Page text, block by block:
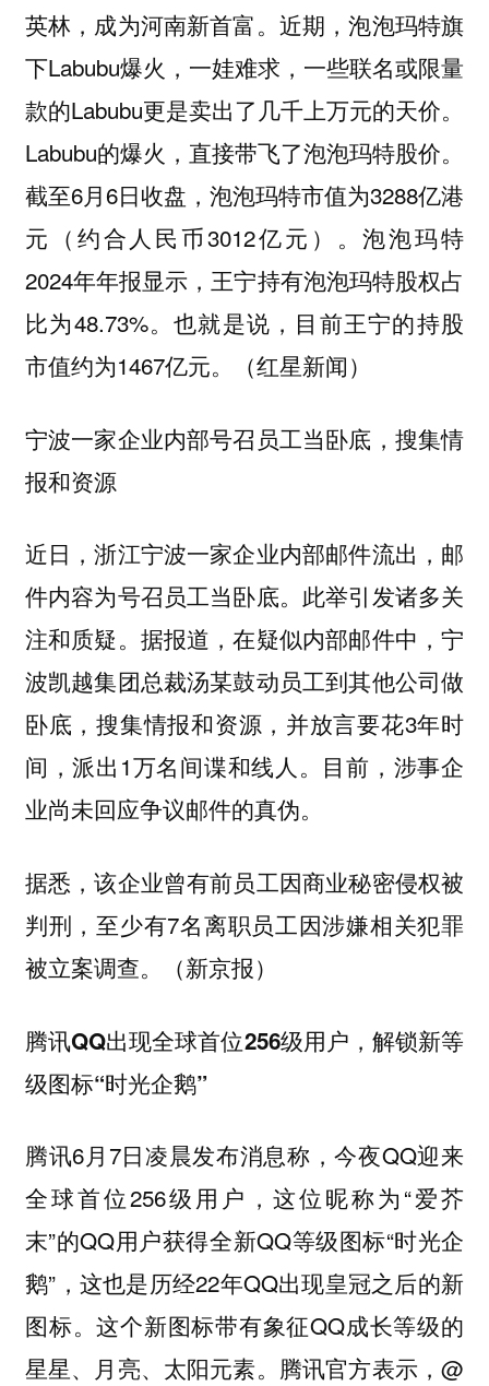
英林，成为河南新首富。近期，泡泡玛特旗
下Labubu爆火，一娃难求，一些联名或限量
款的Labubu更是卖出了几千上万元的天价。
Labubu的爆火，直接带飞了泡泡玛特股价。
截至6月6日收盘，泡泡玛特市值为3288亿港
元（约合人民币3012亿元）。泡泡玛特
2024年年报显示，王宁持有泡泡玛特股权占
比为48.73%。也就是说，目前王宁的持股
市值约为1467亿元。（红星新闻）
宁波一家企业内部号召员工当卧底，搜集情
报和资源
近日，浙江宁波一家企业内部邮件流出，邮
件内容为号召员工当卧底。此举引发诸多关
注和质疑。据报道，在疑似内部邮件中，宁
波凯越集团总裁汤某鼓动员工到其他公司做
卧底，搜集情报和资源，并放言要花3年时
间，派出1万名间谍和线人。目前，涉事企
业尚未回应争议邮件的真伪。
据悉，该企业曾有前员工因商业秘密侵权被
判刑，至少有7名离职员工因涉嫌相关犯罪
被立案调查。（新京报）
腾讯QQ出现全球首位256级用户，解锁新等
级图标“时光企鹅”
腾讯6月7日凌晨发布消息称，今夜QQ迎来
全球首位256级用户，这位昵称为“爱芥
末”的QQ用户获得全新QQ等级图标“时光企
鹅”，这也是历经22年QQ出现皇冠之后的新
图标。这个新图标带有象征QQ成长等级的
星星、月亮、太阳元素。腾讯官方表示，@